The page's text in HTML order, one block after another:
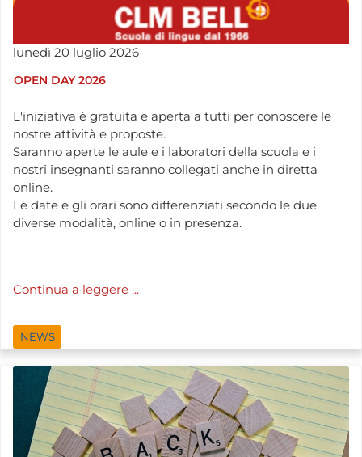
lunedì 20 luglio 2026
OPEN DAY 2026
L'iniziativa è gratuita e aperta a tutti per conoscere le
nostre attività e proposte.
Saranno aperte le aule e i laboratori della scuola e i
nostri insegnanti saranno collegati anche in diretta
online.
Le date e gli orari sono differenziati secondo le due
diverse modalità, online o in presenza.
Continua a leggere ...
NEWS